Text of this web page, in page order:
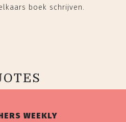
boek schrijven.
WEEKLY